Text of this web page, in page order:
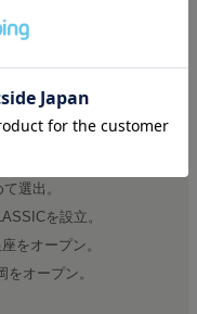
名品を生み出す。
ーズ・コレク
選出。
を設立。
をオープン。
オープン。